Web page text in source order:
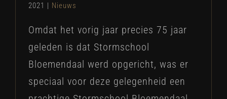
2021 | Nieuws
Omdat het vorig jaar precies 75 jaar
geleden is dat Stormschool
Bloemendaal werd opgericht, was er
speciaal voor deze gelegenheid een